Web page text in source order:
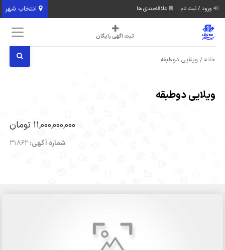
انتخاب شهر ورود / ثبت نام علاقه‌مندی ها
ثبت اگهی رایگان
خانه / ویلایی دوطبقه
ویلایی دوطبقه
11,000,000,000 تومان
شماره آگهی:31862